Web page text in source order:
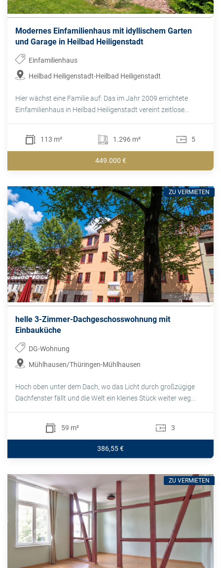
Modernes Einfamilienhaus mit idyllischem Garten
und Garage in Heilbad Heiligenstadt
Einfamilienhaus
Heilbad Heiligenstadt-Heilbad Heiligenstadt
Hier wächst eine Familie auf: Das im Jahr 2009 errichtete
Einfamilienhaus in Heilbad Heiligenstadt vereint zeitlose...
113 m² 1.296 m² 5
449.000 €
helle 3-Zimmer-Dachgeschosswohnung mit
Einbauküche
DG-Wohnung
Mühlhausen/Thüringen-Mühlhausen
Hoch oben unter dem Dach, wo das Licht durch großzügige
Dachfenster fällt und die Welt ein kleines Stück weiter weg...
59 m² 3
386,55 €
ZU VERMIETEN
ZU VERMIETEN